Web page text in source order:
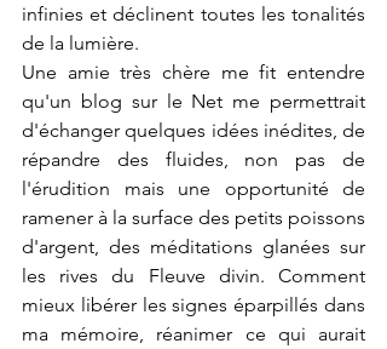
infinies et déclinent toutes les tonalités
de la lumière.
Une amie très chère me fit entendre
qu'un blog sur le Net me permettrait
d'échanger quelques idées inédites, de
répandre des fluides, non pas de
l'érudition mais une opportunité de
ramener à la surface des petits poissons
d'argent, des méditations glanées sur
les rives du Fleuve divin. Comment
mieux libérer les signes éparpillés dans
ma mémoire, réanimer ce qui aurait